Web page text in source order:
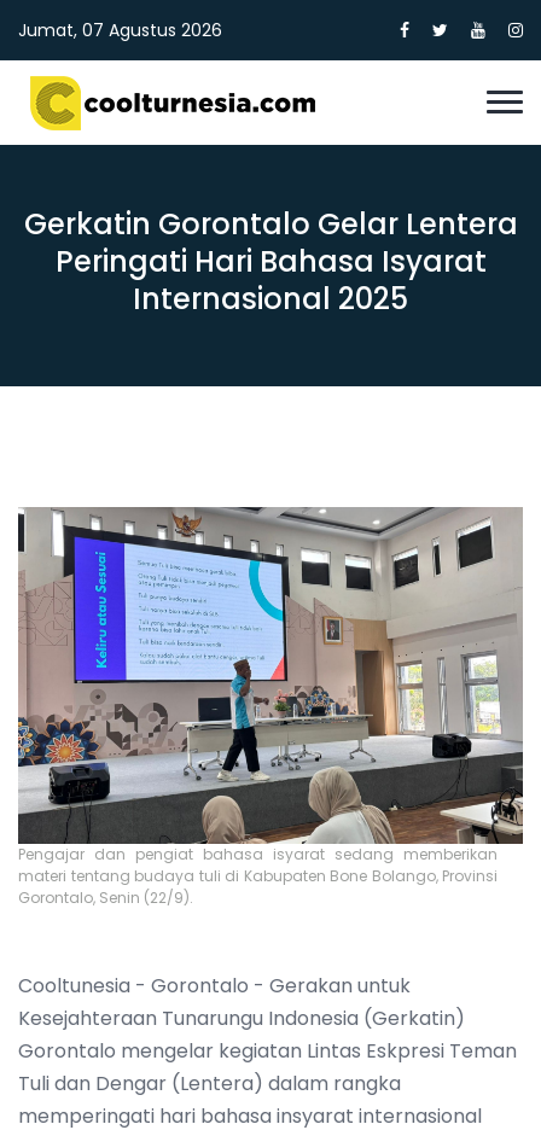
Jumat, 07 Agustus 2026
Gerkatin Gorontalo Gelar Lentera
Peringati Hari Bahasa Isyarat
Internasional 2025
Pengajar dan pengiat bahasa isyarat sedang memberikan
materi tentang budaya tuli di Kabupaten Bone Bolango, Provinsi
Gorontalo, Senin (22/9).
Cooltunesia - Gorontalo - Gerakan untuk
Kesejahteraan Tunarungu Indonesia (Gerkatin)
Gorontalo mengelar kegiatan Lintas Eskpresi Teman
Tuli dan Dengar (Lentera) dalam rangka
memperingati hari bahasa insyarat internasional